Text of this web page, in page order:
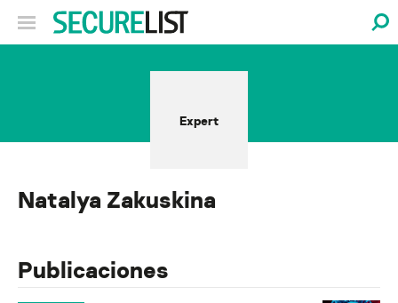
Expert
Natalya Zakuskina
Publicaciones